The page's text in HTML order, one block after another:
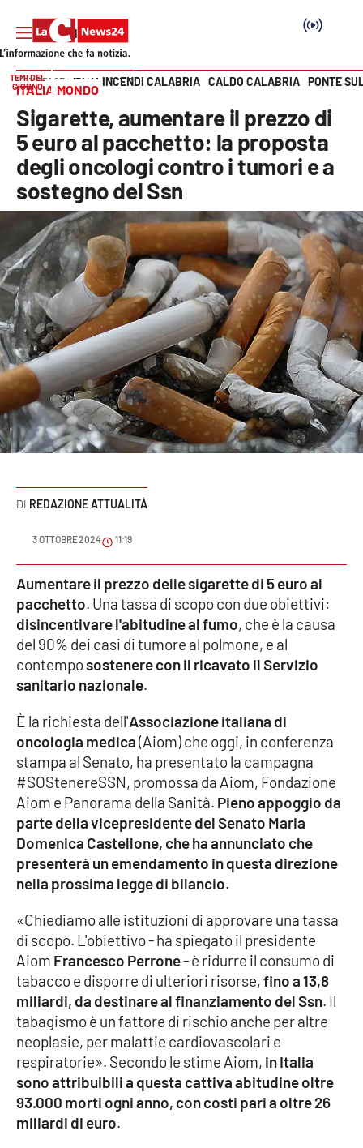
SEZIONI
Cronaca
Politica
Attualità
Economia e lavoro
Italia Mondo
Sanità
Sport
Cultura
Podcast
Meteo
Editoriali
VIDEO
Ambiente
Cronaca
Cultura
Economia e Lavoro
Politica
Sanità
Società
Sport
RUBRICHE
Good Morning Vietnam
Parchi Marini Calabria
Vai
TEMI DEL
GIORNO
INCENDI CALABRIA CALDO CALABRIA PONTE
HOME PAGE ITALIA MONDO
ITALIA MONDO
Sigarette, aumentare il prezzo di
5 euro al pacchetto: la proposta
degli oncologi contro i tumori e a
sostegno del Ssn
REDAZIONE ATTUALITÀ
3 OTTOBRE 2024 11:19
Aumentare il prezzo delle sigarette di 5 euro al
pacchetto. Una tassa di scopo con due obiettivi:
disincentivare l'abitudine al fumo, che è la causa
del 90% dei casi di tumore al polmone, e al
contemposostenere con il ricavato il Servizio
sanitario nazionale.
È la richiesta dell'Associazione italiana di
oncologia medica(Aiom) che oggi, in conferenza
stampa al Senato, ha presentato la campagna
#SOStenereSSN, promossa da Aiom, Fondazione
Aiom e Panorama della Sanità. Pieno appoggio da
parte della vicepresidente del Senato Maria
Domenica Castellone, che ha annunciato che
presenterà un emendamento in questa direzione
nella prossima legge di bilancio.
«Chiediamo alle istituzioni di approvare una tassa
di scopo. L'obiettivo - ha spiegato il presidente
Aiom Francesco Perrone- è ridurre il consumo di
tabacco e disporre di ulteriori risorse,fino a 13,8
miliardi, da destinare al finanziamento del Ssn. Il
tabagismo è un fattore di rischio anche per altre
neoplasie, per malattie cardiovascolari e
respiratorie». Secondo le stime Aiom, in Italia
sono attribuibili a questa cattiva abitudine oltre
93.000 morti ogni anno, con costi pari a oltre 26
miliardi di euro.